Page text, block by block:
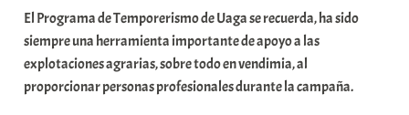
o
x
a
K
El Programa de Temporerismo de Uaga se recuerda, ha sido
siempre una herramienta importante de apoyo a las
explotaciones agrarias, sobre todo en vendimia, al
proporcionar personas profesionales durante la campaña.